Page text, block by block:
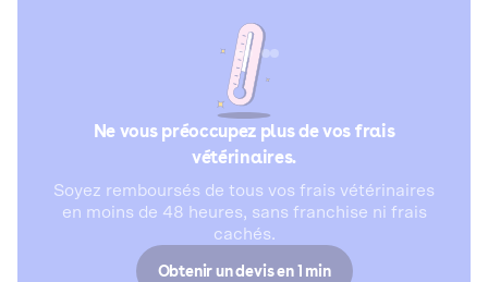
Ne vous préoccupez plus de vos frais
vétérinaires.
Soyez remboursés de tous vos frais vétérinaires
en moins de 48 heures, sans franchise ni frais
cachés.
Obtenir un devis en 1 min